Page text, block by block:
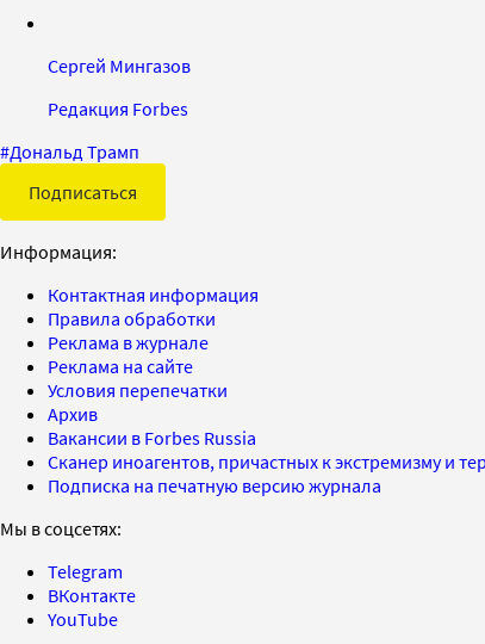
Сергей Мингазов
Редакция Forbes
#Дональд Трамп
Подписаться
Информация:
Контактная информация
Правила обработки
Реклама в журнале
Реклама на сайте
Условия перепечатки
Архив
Вакансии в Forbes Russia
Сканер иноагентов, причастных к экстремизму и
Подписка на печатную версию журнала
Мы в соцсетях:
Telegram
ВКонтакте
YouTube